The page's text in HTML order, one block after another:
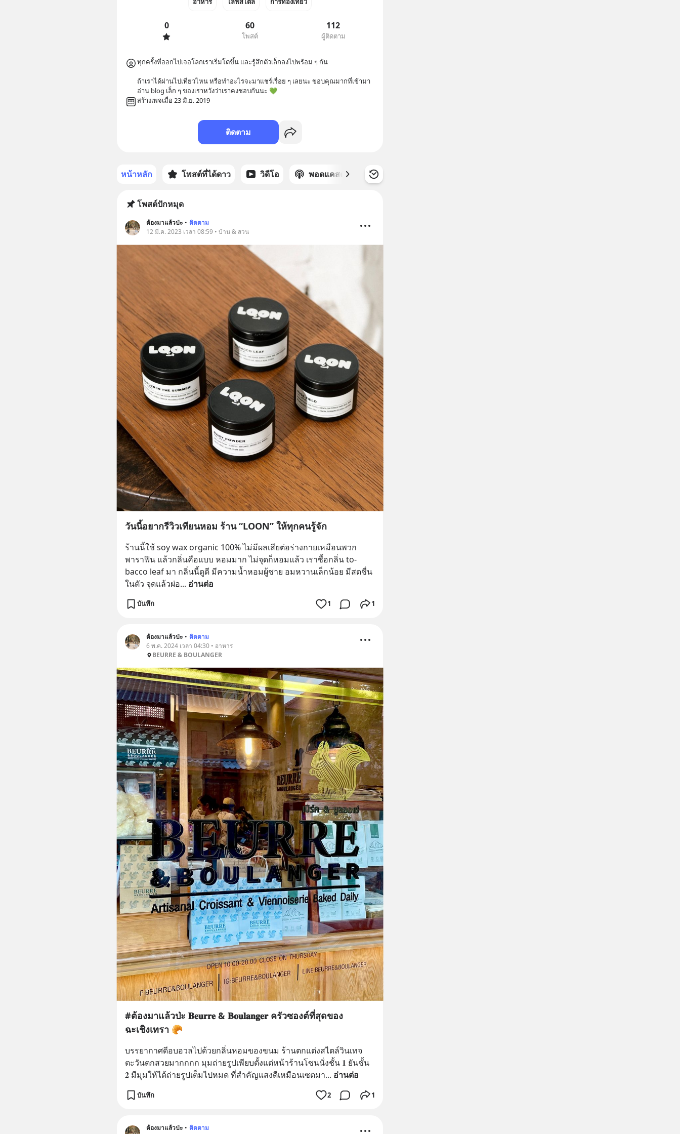
0 60
โพสต์
112
ผู้ติดตาม
ทุกครั้งที่ออกไปเจอโลกเราเริ่มโตขึ้น และรู้สึกตัวเล็กลงไปพร้อม ๆ กัน
ถ้าเราได้ผ่านไปเที่ยวไหน หรือทำอะไรจะมาแชร์เรื่อย ๆ เลยนะ ขอบคุณมากที่เข้ามา
อ่าน blog เล็ก ๆ ของเราหวังว่าเราคงชอบกันนะ 💚
สร้างเพจเมื่อ 23 มิ.ย. 2019
ติดตาม
หน้าหลัก โพสต์ที่ได้ดาว วิดีโอ พอดแคสต์ ซีรีส์
โพสต์ปักหมุด
ต้องมาแล้วป่ะ • ติดตาม
12 มี.ค. 2023 เวลา 08:59 • บ้าน & สวน
วันนี้อยากรีวิวเทียนหอม ร้าน “LOON” ให้ทุกคนรู้จัก
ร้านนี้ใช้ soy wax organic 100% ไม่มีผลเสียต่อร่างกายเหมือนพวก
พาราฟิน แล้วกลิ่นคือแบบ หอมมาก ไม่จุดก็หอมแล้ว เราซื้อกลิ่น to-
bacco leaf มา กลิ่นนี้ดูดี มีความน้ำหอมผู้ชาย อมหวานเล็กน้อย มีสดชื่น
ในตัว จุดแล้วผ่อ... อ่านต่อ
บันทึก 1 1
ต้องมาแล้วป่ะ • ติดตาม
6 พ.ค. 2024 เวลา 04:30 • อาหาร
BEURRE & BOULANGER
#ต้องมาแล้วป่ะ 𝐁𝐞𝐮𝐫𝐫𝐞 & 𝐁𝐨𝐮𝐥𝐚𝐧𝐠𝐞𝐫 ครัวซองต์ที่สุดของ
ฉะเชิงเทรา 🥐
บรรยากาศดีอบอวลไปด้วยกลิ่นหอมของขนม ร้านตกแต่งสไตล์วินเทจ
ตะวันตกสวยมากกกก มุมถ่ายรูปเพียบตั้งแต่หน้าร้านโซนนั่งชั้น 𝟏 ยันชั้น
𝟐 มีมุมให้ได้ถ่ายรูปเต็มไปหมด ที่สำคัญแสงดีเหมือนเซตมา... อ่านต่อ
บันทึก 2 1
ต้องมาแล้วป่ะ • ติดตาม